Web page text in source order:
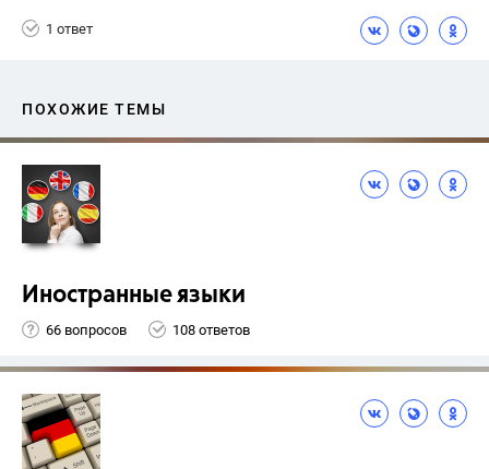
1 ответ
ПОХОЖИЕ ТЕМЫ
Иностранные языки
66 вопросов 108 ответов